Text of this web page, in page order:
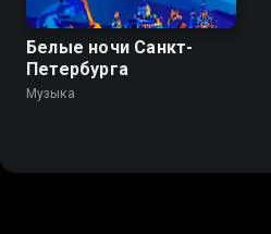
Белые ночи Санкт-
Петербурга
Музыка